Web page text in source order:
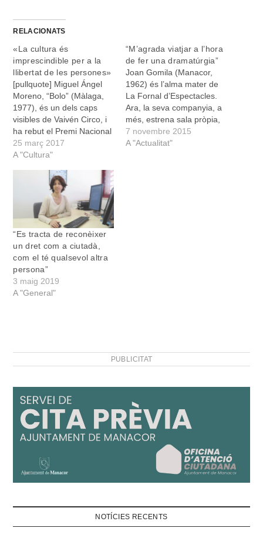
RELACIONATS
«La cultura és
imprescindible per a la
llibertat de les persones»
[pullquote] Miguel Ángel
Moreno, “Bolo” (Màlaga,
1977), és un dels caps
visibles de Vaivén Circo, i
ha rebut el Premi Nacional
de Circ aquest 2016
passat. Ara seran al
Màniga per presentar el
seu cèlebre Do not disturb.
[/pullquote] Parlau de fusió
de les arts escèniques...…
25 març 2017
A "Cultura"
“M’agrada viatjar a l’hora
de fer una dramatúrgia”
Joan Gomila (Manacor,
1962) és l’alma mater de
La Fornal d’Espectacles.
Ara, la seva companyia, a
més, estrena sala pròpia,
on aquests dies podrem
assistir a les funcions de
7 novembre 2015
A "Actualitat"
“Es tracta de reconèixer
un dret com a ciutadà,
com el té qualsevol altra
persona”
3 maig 2019
A "General"
PUBLICITAT
NOTÍCIES RECENTS